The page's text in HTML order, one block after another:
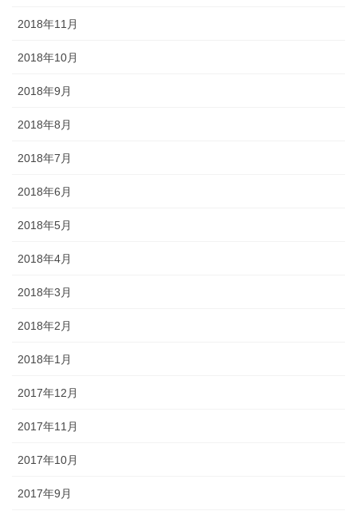
2018年11月
2018年10月
2018年9月
2018年8月
2018年7月
2018年6月
2018年5月
2018年4月
2018年3月
2018年2月
2018年1月
2017年12月
2017年11月
2017年10月
2017年9月